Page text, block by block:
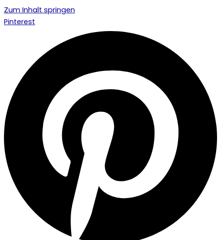
Zum Inhalt springen
Pinterest